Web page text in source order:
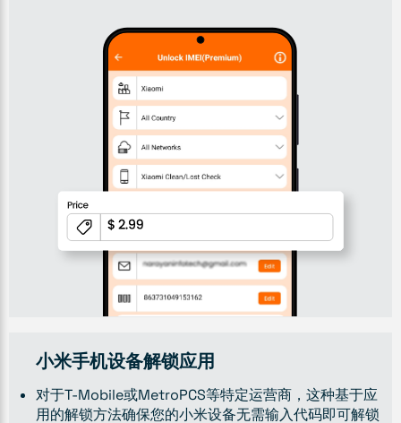
小米手机设备解锁应用
对于T-Mobile或MetroPCS等特定运营商，这种基于应
用的解锁方法确保您的小米设备无需输入代码即可解锁